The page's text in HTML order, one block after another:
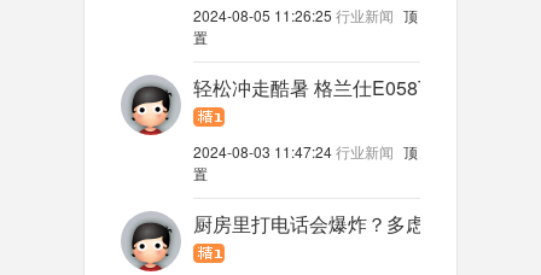
2024-08-05 11:26:25 行业新闻 顶
置
轻松冲走酷暑 格兰仕E058T电热水器让
2024-08-03 11:47:24行业新闻 顶
置
厨房里打电话会爆炸？多虑了